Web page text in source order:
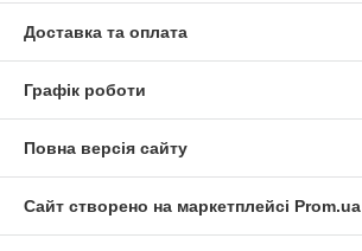
Доставка та оплата
Графік роботи
Повна версія сайту
Сайт створено на маркетплейсі Prom.ua